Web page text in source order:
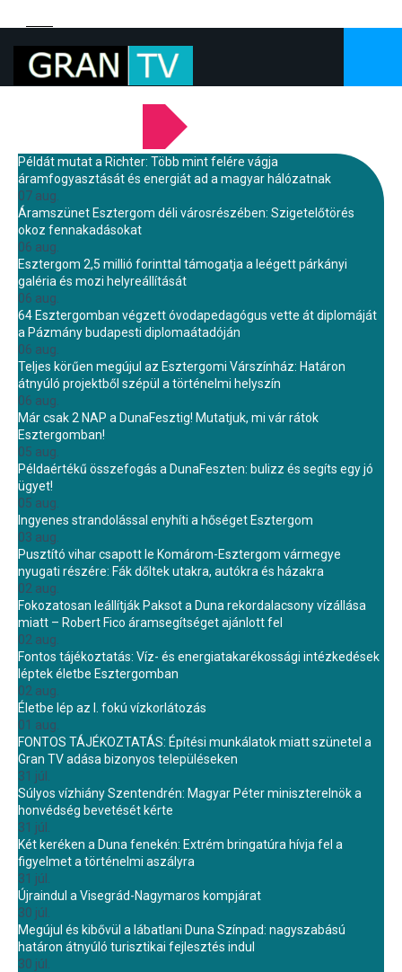
Példát mutat a Richter: Több mint felére vágja
áramfogyasztását és energiát ad a magyar hálózatnak
07 aug.
Áramszünet Esztergom déli városrészében: Szigetelőtörés
okoz fennakadásokat
06 aug.
Esztergom 2,5 millió forinttal támogatja a leégett párkányi
galéria és mozi helyreállítását
06 aug.
64 Esztergomban végzett óvodapedagógus vette át diplomáját
a Pázmány budapesti diplomaátadóján
06 aug.
Teljes körűen megújul az Esztergomi Várszínház: Határon
átnyúló projektből szépül a történelmi helyszín
06 aug.
Már csak 2 NAP a DunaFesztig! Mutatjuk, mi vár rátok
Esztergomban!
05 aug.
Példaértékű összefogás a DunaFeszten: bulizz és segíts egy jó
ügyet!
05 aug.
Ingyenes strandolással enyhíti a hőséget Esztergom
03 aug.
Pusztító vihar csapott le Komárom-Esztergom vármegye
nyugati részére: Fák dőltek utakra, autókra és házakra
02 aug.
Fokozatosan leállítják Paksot a Duna rekordalacsony vízállása
miatt – Robert Fico áramsegítséget ajánlott fel
02 aug.
Fontos tájékoztatás: Víz- és energiatakarékossági intézkedések
léptek életbe Esztergomban
02 aug.
Életbe lép az I. fokú vízkorlátozás
01 aug.
FONTOS TÁJÉKOZTATÁS: Építési munkálatok miatt szünetel a
Gran TV adása bizonyos településeken
31 júl.
Súlyos vízhiány Szentendrén: Magyar Péter miniszterelnök a
honvédség bevetését kérte
31 júl.
Két keréken a Duna fenekén: Extrém bringatúra hívja fel a
figyelmet a történelmi aszályra
31 júl.
Újraindul a Visegrád-Nagymaros kompjárat
30 júl.
Megújul és kibővül a lábatlani Duna Színpad: nagyszabású
határon átnyúló turisztikai fejlesztés indul
30 júl.